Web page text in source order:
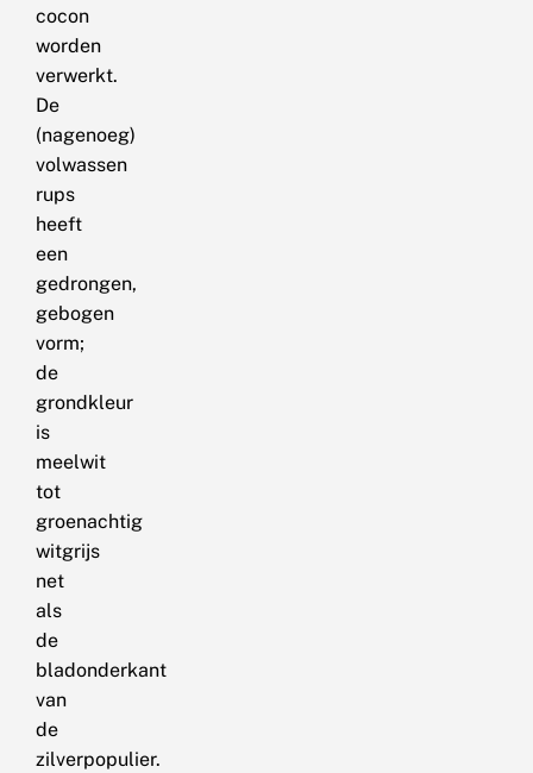
cocon
worden
verwerkt.
De
(nagenoeg)
volwassen
rups
heeft
een
gedrongen,
gebogen
vorm;
de
grondkleur
is
meelwit
tot
groenachtig
witgrijs
net
als
de
bladonderkant
van
de
zilverpopulier.